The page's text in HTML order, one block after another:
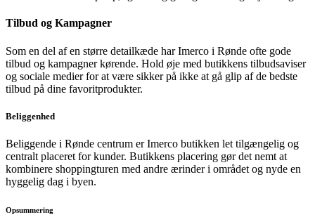
Tilbud og Kampagner
Som en del af en større detailkæde har Imerco i Rønde ofte gode
tilbud og kampagner kørende. Hold øje med butikkens tilbudsaviser
og sociale medier for at være sikker på ikke at gå glip af de bedste
tilbud på dine favoritprodukter.
Beliggenhed
Beliggende i Rønde centrum er Imerco butikken let tilgængelig og
centralt placeret for kunder. Butikkens placering gør det nemt at
kombinere shoppingturen med andre ærinder i området og nyde en
hyggelig dag i byen.
Opsummering